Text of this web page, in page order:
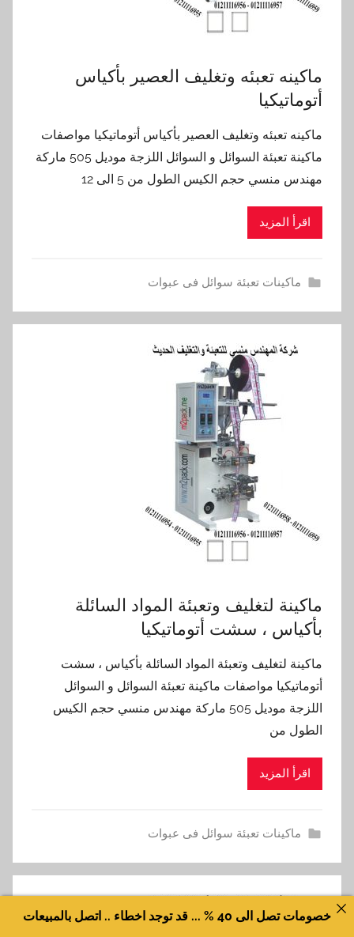
ماكينه تعبئه وتغليف العصير بأكياس
أتوماتيكيا
ماكينه تعبئه وتغليف العصير بأكياس أتوماتيكيا مواصفات
ماكينة تعبئة السوائل و السوائل اللزجة موديل 505 ماركة
مهندس منسي حجم الكيس الطول من 5 الى 12
اقرأ المزيد
ماكينات تعبئة سوائل فى عبوات
ماكينة لتغليف وتعبئة المواد السائلة
بأكياس ، سشت أتوماتيكيا
ماكينة لتغليف وتعبئة المواد السائلة بأكياس ، سشت
أتوماتيكيا مواصفات ماكينة تعبئة السوائل و السوائل
اللزجة موديل 505 ماركة مهندس منسي حجم الكيس
الطول من
اقرأ المزيد
ماكينات تعبئة سوائل فى عبوات
خصومات تصل الى 40 % ... قد توجد اخطاء .. اتصل بالمبيعات